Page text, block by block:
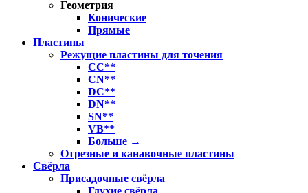
Геометрия
Конические
Прямые
Пластины
Режущие пластины для точения
CC**
CN**
DC**
DN**
SN**
VB**
Больше →
Отрезные и канавочные пластины
Свёрла
Присадочные свёрла
Глухие свёрла